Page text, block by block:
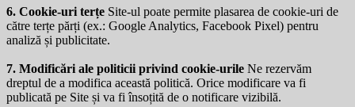
6. Cookie-uri terțe Site-ul poate permite plasarea de cookie-uri de
către terțe părți (ex.: Google Analytics, Facebook Pixel) pentru
analiză și publicitate.
7. Modificări ale politicii privind cookie-urile Ne rezervăm
dreptul de a modifica această politică. Orice modificare va fi
publicată pe Site și va fi însoțită de o notificare vizibilă.